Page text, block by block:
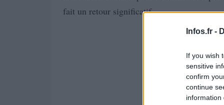
Infos.fr -
If you wish
sensitive
confirm
continue
information
fait un retour significatif.